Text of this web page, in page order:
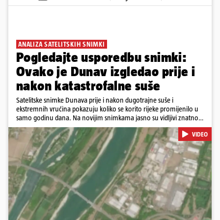
ANALIZA SATELITSKIH SNIMKI
Pogledajte usporedbu snimki:
Ovako je Dunav izgledao prije i
nakon katastrofalne suše
Satelitske snimke Dunava prije i nakon dugotrajne suše i
ekstremnih vrućina pokazuju koliko se korito rijeke promijenilo u
samo godinu dana. Na novijim snimkama jasno su vidljivi znatno
veći pješčani sprudovi i sužene vodene površine, što svjedoči o
povijesno niskim vodostajima. Promjene su zabilježene duž cijelog
toka, od Njemačke i Austrije, preko Slovačke, Hrvatske i Srbije, do
Rumunjske i Bugarske. Snimke je tijekom ljeta 2025. i 2026.
zabilježio satelit Sentinel-2 u sklopu programa Europske unije
Copernicus.
Pokretanje videa...
VIDEO